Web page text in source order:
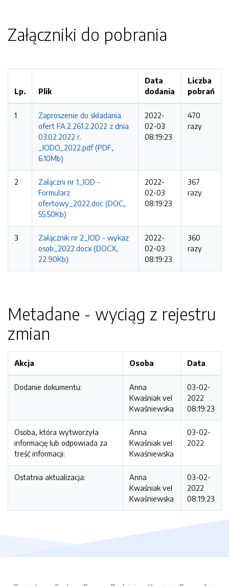
Załączniki do pobrania
Lp. Plik
Data
dodania
Liczba
pobrań
1
Zaproszenie do składania
ofert FA.2.261.2.2022 z dnia
03.02.2022 r.
_IODO_2022.pdf (PDF,
6.10Mb)
2022-
02-03
08:19:23
470
razy
2
Załączni nr 1_IOD -
Formularz
ofertowy_2022.doc (DOC,
55.50Kb)
2022-
02-03
08:19:23
367
razy
3
Załącznik nr 2_IOD - wykaz
osob_2022.docx (DOCX,
22.90Kb)
2022-
02-03
08:19:23
360
razy
Metadane - wyciąg z rejestru
zmian
Akcja Osoba Data
Dodanie dokumentu:
Anna
Kwaśniak vel
Kwaśniewska
03-02-
2022
08:19:23
Osoba, która wytworzyła
informację lub odpowiada za
treść informacji:
Anna
Kwaśniak vel
Kwaśniewska
03-02-
2022
Ostatnia aktualizacja:
Anna
Kwaśniak vel
Kwaśniewska
03-02-
2022
08:19:23